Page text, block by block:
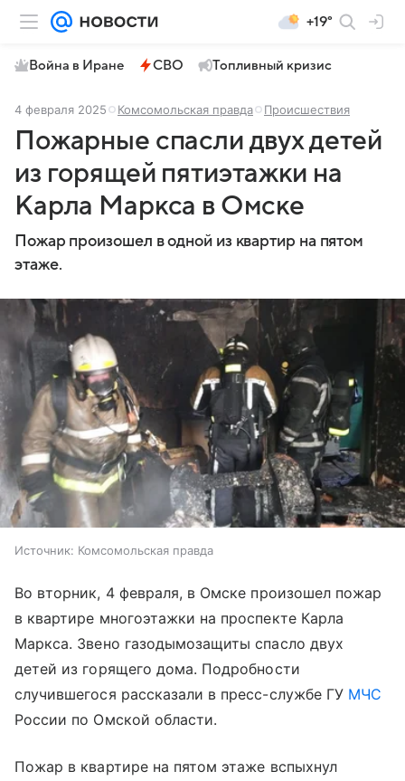
+19°
Война в Иране СВО Топливный кризис
4 февраля 2025 Комсомольская правда Происшествия
Пожарные спасли двух детей
из горящей пятиэтажки на
Карла Маркса в Омске
Пожар произошел в одной из квартир на пятом
этаже.
Источник: Комсомольская правда
Во вторник, 4 февраля, в Омске произошел пожар
в квартире многоэтажки на проспекте Карла
Маркса. Звено газодымозащиты спасло двух
детей из горящего дома. Подробности
случившегося рассказали в пресс-службе ГУ МЧС
России по Омской области.
Пожар в квартире на пятом этаже вспыхнул